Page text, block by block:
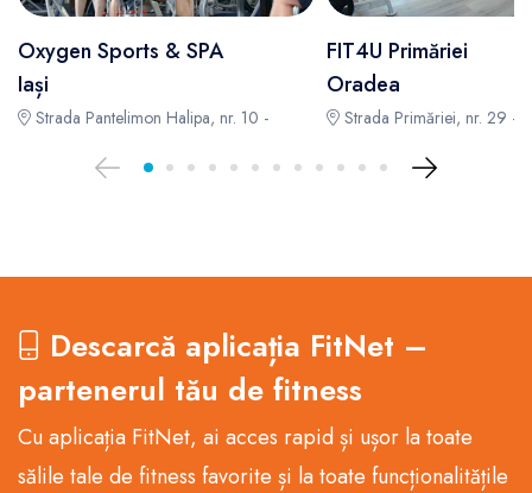
Oxygen Sports & SPA
Iași
Strada Pantelimon Halipa, nr. 10 -
FIT4U Primăriei
Oradea
Strada Primăriei, nr. 29 -
Descarcă aplicația FitNet –
partenerul tău de fitness
Cu aplicația FitNet, ai acces rapid și ușor la toate
sălile tale de fitness favorite și la toate funcționalitățile